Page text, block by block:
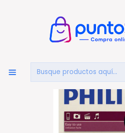
Inicio COMPUTACIÓN
Tarjetas Flash
Tarjeta Microsdhc